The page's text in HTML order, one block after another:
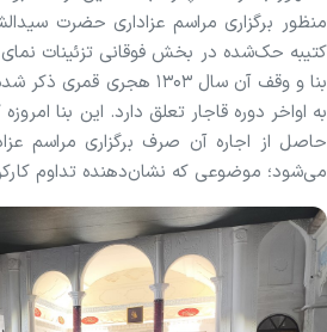
منظور برگزاری مراسم عزاداری حضرت
کتیبه حک‌شده در بخش فوقانی تزئینات نمای
بنا و وقف آن سال ۱۳۰۳ هجری
به اواخر دوره قاجار تعلق دارد. این بنا
حاصل از اجاره آن صرف برگزاری مراسم
می‌شود؛ موضوعی که نشان‌دهنده تداوم